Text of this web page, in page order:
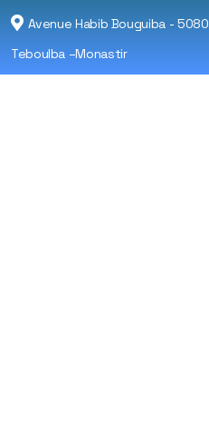
Avenue Habib Bouguiba - 5080
Teboulba –Monastir